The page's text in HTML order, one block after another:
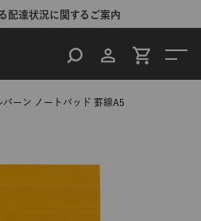
配達状況に関するご案内
バーン ノートパッド 罫線A5